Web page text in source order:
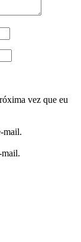
vez que eu
mail.